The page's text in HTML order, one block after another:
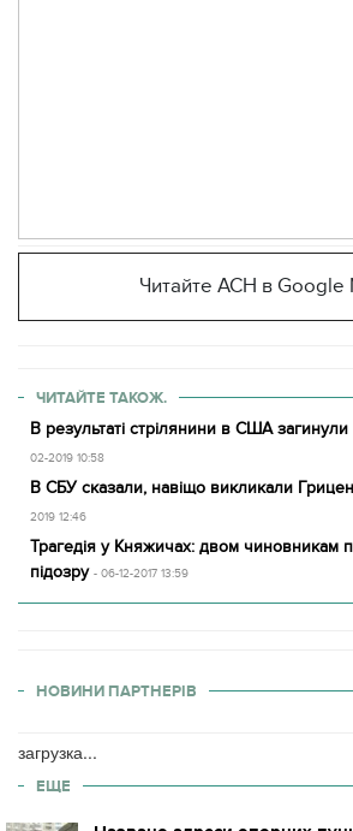
Читайте АСН в Google
ЧИТАЙТЕ ТАКОЖ.
В результаті стрілянини в США
02-2019 10:58
В СБУ сказали, навіщо викликали
2019 12:46
Трагедія у Княжичах: двом чиновникам
підозру - 06-12-2017 13:59
НОВИНИ ПАРТНЕРІВ
загрузка...
ЕЩЕ